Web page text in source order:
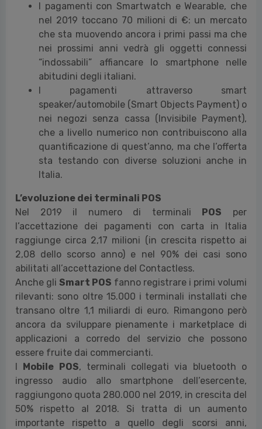
I pagamenti con Smartwatch e Wearable, che
nel 2019 toccano 70 milioni di €: un mercato
che sta muovendo ancora i primi passi ma che
nei prossimi anni vedrà gli oggetti connessi
“indossabili” affiancare lo smartphone nelle
abitudini degli italiani.
I pagamenti attraverso smart
speaker/automobile (Smart Objects Payment) o
nei negozi senza cassa (Invisibile Payment),
che a livello numerico non contribuiscono alla
quantificazione di quest’anno, ma che l’offerta
sta testando con diverse soluzioni anche in
Italia.
L’evoluzione dei terminali POS
Nel 2019 il numero di terminali POS per
l’accettazione dei pagamenti con carta in Italia
raggiunge circa 2,17 milioni (in crescita rispetto ai
2,08 dello scorso anno) e nel 90% dei casi sono
abilitati all’accettazione del Contactless.
Anche gli Smart POS fanno registrare i primi volumi
rilevanti: sono oltre 15.000 i terminali installati che
transano oltre 1,1 miliardi di euro. Rimangono però
ancora da sviluppare pienamente i marketplace di
applicazioni a corredo del servizio che possono
essere fruite dai commercianti.
I Mobile POS, terminali collegati via bluetooth o
ingresso audio allo smartphone dell’esercente,
raggiungono quota 280.000 nel 2019, in crescita del
50% rispetto al 2018. Si tratta di un aumento
importante rispetto a quello degli scorsi anni,